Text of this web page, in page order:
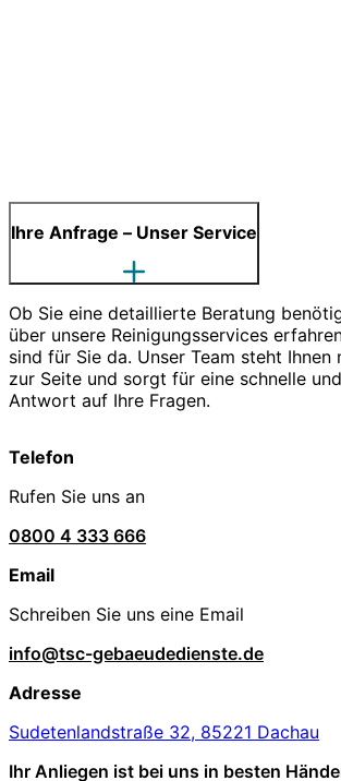
Ihre Anfrage – Unser Service
Ob Sie eine detaillierte Beratung
über unsere Reinigungsservices
sind für Sie da. Unser Team steht Ihnen
zur Seite und sorgt für eine schnelle
Antwort auf Ihre Fragen.
Telefon
Rufen Sie uns an
0800 4 333 666
Email
Schreiben Sie uns eine Email
info@tsc-gebaeudedienste.de
Adresse
Sudetenlandstraße 32, 85221 Dachau
Ihr Anliegen ist bei uns in besten